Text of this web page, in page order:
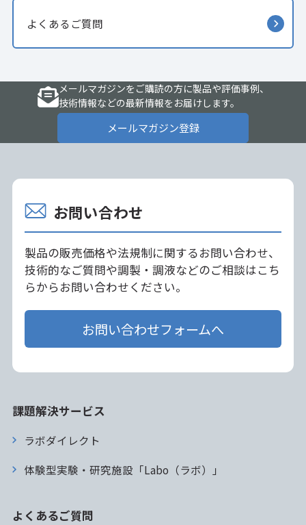
よくあるご質問
メールマガジンをご購読の方に製品や評価事例、
技術情報などの最新情報をお届けします。
メールマガジン登録
お問い合わせ
製品の販売価格や法規制に関するお問い合わせ、
技術的なご質問や調製・調液などのご相談はこち
らからお問い合わせください。
お問い合わせフォームへ
課題解決サービス
ラボダイレクト
体験型実験・研究施設「Labo（ラボ）」
よくあるご質問